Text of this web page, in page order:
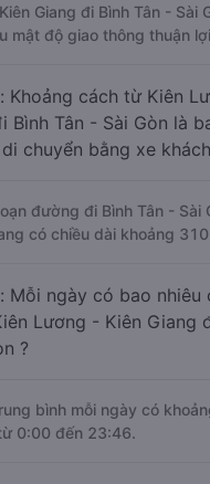
Giang đi Bình Tân - Sài
mật độ giao thông thuận
Khoảng cách từ Kiên
Bình Tân - Sài Gòn là
chuyển bằng xe
đường đi Bình Tân - Sài
có chiều dài khoảng
Mỗi ngày có bao nhiêu
Lương - Kiên Giang
?
bình mỗi ngày có
0:00 đến 23:46.